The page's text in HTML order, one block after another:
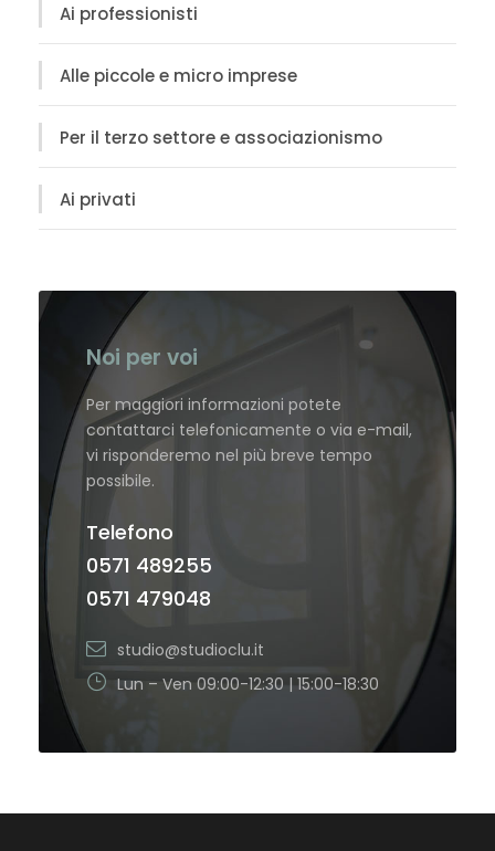
Ai professionisti
Alle piccole e micro imprese
Per il terzo settore e associazionismo
Ai privati
Noi per voi
Per maggiori informazioni potete
contattarci telefonicamente o via e-mail,
vi risponderemo nel più breve tempo
possibile.
Telefono
0571 489255
0571 479048
studio@studioclu.it
Lun – Ven 09:00-12:30 | 15:00-18:30